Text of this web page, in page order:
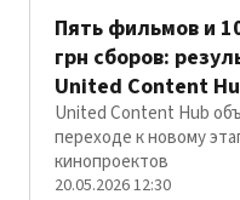
Пять фильмов и
грн сборов:
United Content
United Content Hub
переходе к новому
кинопроектов
20.05.2026 12:30